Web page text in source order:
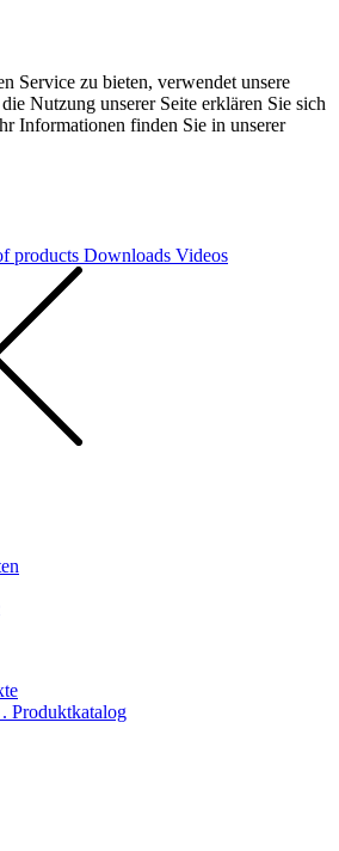
Service zu bieten, verwendet unsere
Nutzung unserer Seite erklären Sie sich
Informationen finden Sie in unserer
products Downloads Videos
Produktkatalog